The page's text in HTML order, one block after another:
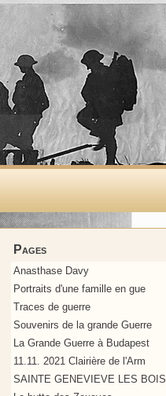
Pages
Anasthase Davy
Portraits d'une famille en gue
Traces de guerre
Souvenirs de la grande Guerre
La Grande Guerre à Budapest
11.11. 2021 Clairière de l'Arm
SAINTE GENEVIEVE LES BOIS